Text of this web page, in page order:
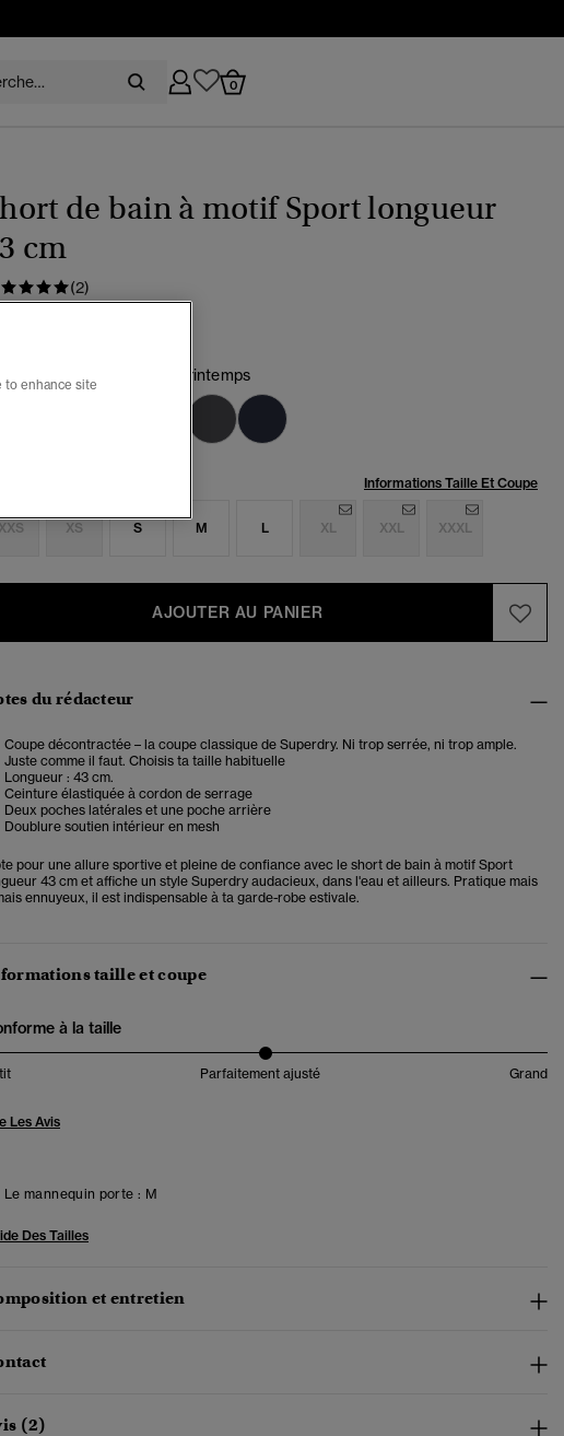
0
de bain à motif Sport longueur
cm
(2)
: vert bourgeon de printemps
sélectionné
Taille: Informations Taille Et Coupe
XXS XS S M L XL XXL XXXL
AJOUTER AU PANIER
du rédacteur
Coupe décontractée – la coupe classique de Superdry. Ni trop serrée, ni trop ample.
Juste comme il faut. Choisis ta taille habituelle
Longueur : 43 cm.
Ceinture élastiquée à cordon de serrage
Deux poches latérales et une poche arrière
Doublure soutien intérieur en mesh
pour une allure sportive et pleine de confiance avec le short de bain à motif Sport
43 cm et affiche un style Superdry audacieux, dans l'eau et ailleurs. Pratique mais
ennuyeux, il est indispensable à ta garde-robe estivale.
taille et coupe
à la taille
Parfaitement ajusté Grand
Les Avis
Le mannequin porte : M
Des Tailles
et entretien
(2)
to enhance site